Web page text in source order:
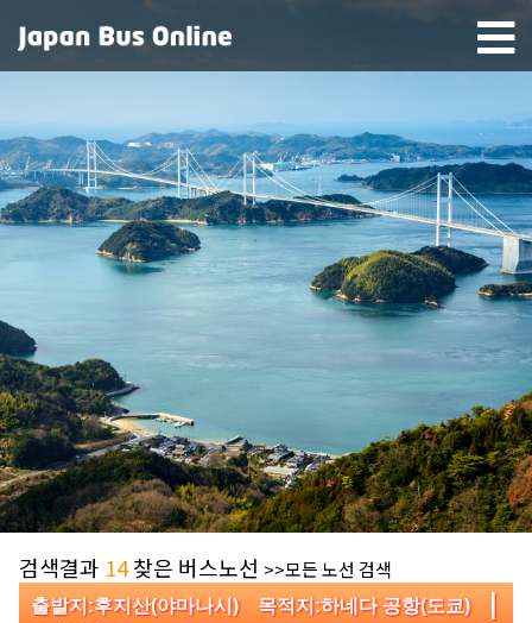
검색결과 14찾은 버스노선 >>모든 노선 검색
출발지:후지산(야마나시) 목적지:하네다 공항(도쿄) |